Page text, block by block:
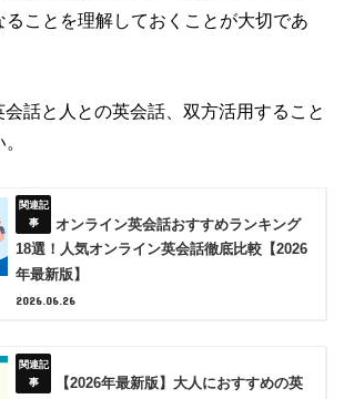
ることを理解しておくことが大切であ
話と人との英会話、双方活用すること
オンライン英会話おすすめランキング
18選！人気オンライン英会話徹底比較【2026
年最新版】
2026.06.26
【2026年最新版】大人におすすめの英